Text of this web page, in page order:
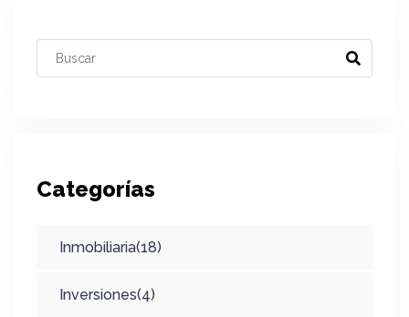
Categorías
Inmobiliaria(18)
Inversiones(4)